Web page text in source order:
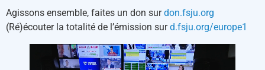
Agissons ensemble, faites un don surdon.fsju.org
(Ré)écouter la totalité de l’émission surd.fsju.org/europe1